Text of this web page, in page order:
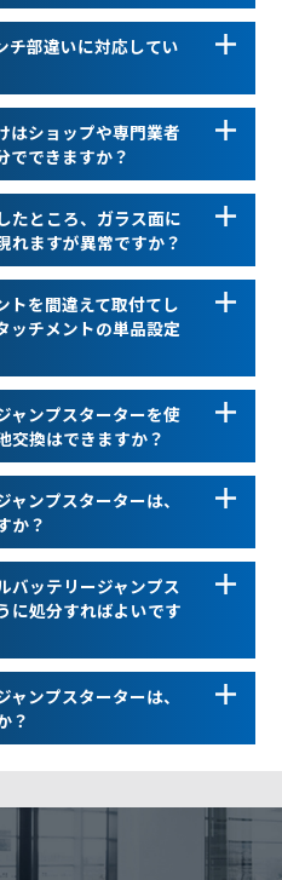
チ部違いに対応してい
はショップや専門業者
でできますか？
たところ、ガラス面に
れますが異常ですか？
トを間違えて取付てし
ッチメントの単品設定
ャンプスターターを使
交換はできますか？
ンプスターターは、
か？
バッテリージャンプス
に処分すればよいです
ンプスターターは、
？